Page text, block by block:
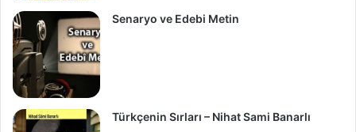
Senaryo ve Edebi Metin
Türkçenin Sırları – Nihat Sami Banarlı